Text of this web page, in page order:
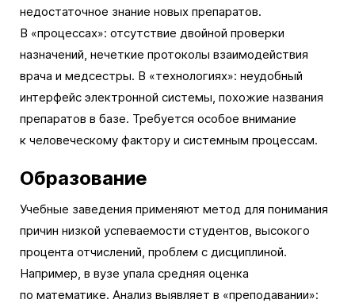
недостаточное знание новых препаратов.
В «процессах»: отсутствие двойной проверки
назначений, нечеткие протоколы взаимодействия
врача и медсестры. В «технологиях»: неудобный
интерфейс электронной системы, похожие названия
препаратов в базе. Требуется особое внимание
к человеческому фактору и системным процессам.
Образование
Учебные заведения применяют метод для понимания
причин низкой успеваемости студентов, высокого
процента отчислений, проблем с дисциплиной.
Например, в вузе упала средняя оценка
по математике. Анализ выявляет в «преподавании»: